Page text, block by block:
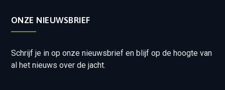
ONZE NIEUWSBRIEF
Schrijf je in op onze nieuwsbrief en blijf op de hoogte van
al het nieuws over de jacht.